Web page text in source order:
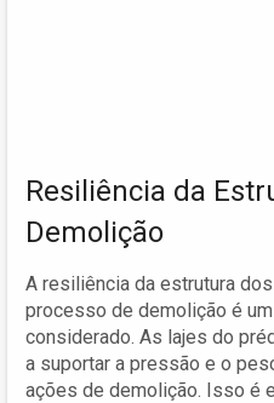
Resiliência da
Demolição
A resiliência da estrutura
processo de demolição é
considerado. As lajes do
a suportar a pressão e o
ações de demolição. Isso é